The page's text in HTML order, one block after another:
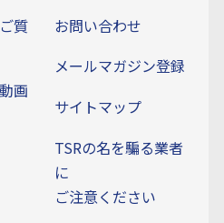
質
画
お問い合わせ
メールマガジン登録
サイトマップ
TSRの名を騙る業者
に
ご注意ください